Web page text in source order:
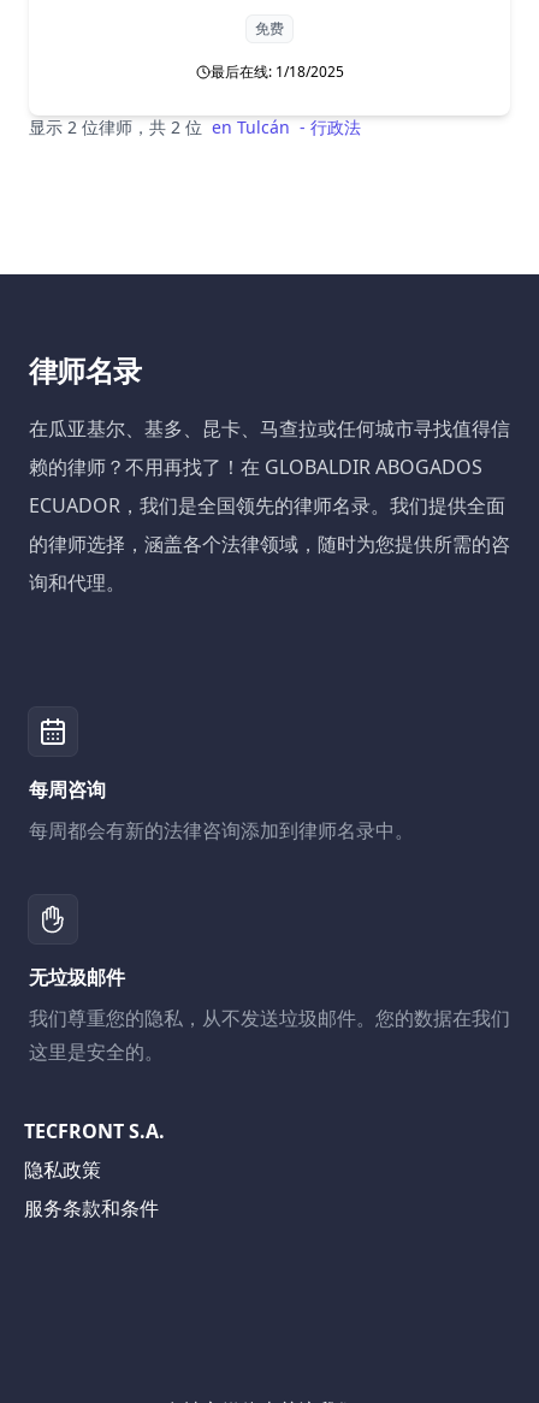
免费
最后在线: 1/18/2025
显示 2 位律师，共 2 位 en Tulcán - 行政法
律师名录
在瓜亚基尔、基多、昆卡、马查拉或任何城市寻找值得信
赖的律师？不用再找了！在 GLOBALDIR ABOGADOS
ECUADOR，我们是全国领先的律师名录。我们提供全面
的律师选择，涵盖各个法律领域，随时为您提供所需的咨
询和代理。
每周咨询
每周都会有新的法律咨询添加到律师名录中。
无垃圾邮件
我们尊重您的隐私，从不发送垃圾邮件。您的数据在我们
这里是安全的。
TECFRONT S.A.
隐私政策
服务条款和条件